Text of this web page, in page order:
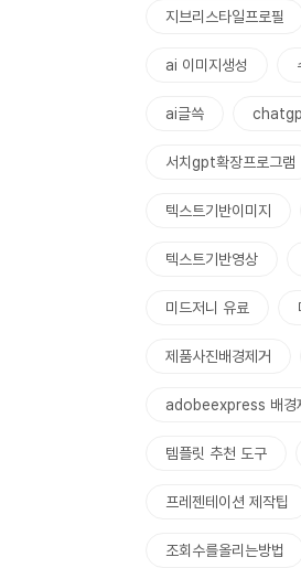
지브리스타일프로필
ai 이미지생성
ai글쓱
서치gpt확장프로그램
텍스트기반이미지
텍스트기반영상
미드저니 유료
제품사진배경제거
adobeexpress 배경
템플릿 추천 도구
프레젠테이션 제작팁
조회수를올리는방법